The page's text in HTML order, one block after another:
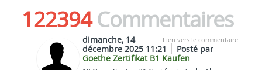
122394Commentaires
Lien vers le commentaire
dimanche, 14
décembre 2025 11:21
Posté par
Goethe Zertifikat B1 Kaufen